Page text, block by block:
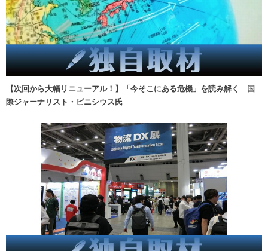
【次回から大幅リニューアル！】「今そこにある危機」を読み解く 国
際ジャーナリスト・ビニシウス氏